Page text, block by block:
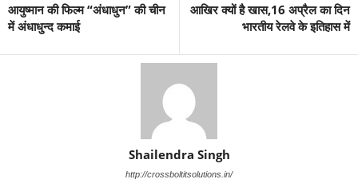
आयुष्मान की फिल्म “अंधाधुन” की चीन
में अंधाधुन्द कमाई
आखिर क्यों है खास,16 अप्रैल का दिन
भारतीय रेलवे के इतिहास में
Shailendra Singh
http://crossboltitsolutions.in/